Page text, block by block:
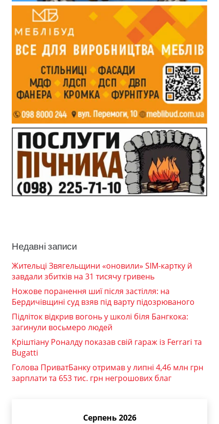
Недавні записи
Жительці Звягельщини «оновили» SIM-картку й
завдали збитків на 31 тисячу гривень
Ножове поранення шиї після застілля: на
Бердичівщині суд взяв під варту підозрюваного
Підліток відкрив вогонь у школі біля Бангкока:
загинули восьмеро людей
Кріштіану Роналду показав свій гараж із Ferrari та
Bugatti
Голова ПриватБанку отримав у липні 4,46 млн грн
зарплати та 653 тис. грн негрошових благ
Серпень 2026